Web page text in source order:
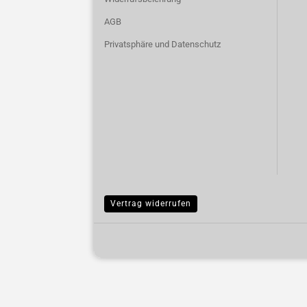
AGB
Privatsphäre und Datenschutz
Vertrag widerrufen